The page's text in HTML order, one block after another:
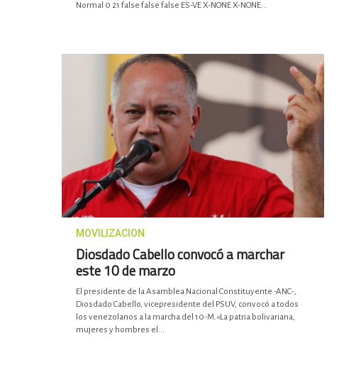
Normal 0 21 false false false ES-VE X-NONE X-NONE...
MOVILIZACION
Diosdado Cabello convocó a marchar
este 10 de marzo
El presidente de la Asamblea Nacional Constituyente -ANC-,
Diosdado Cabello, vicepresidente del PSUV, convocó a todos
los venezolanos a la marcha del 10-M.«La patria bolivariana,
mujeres y hombres el...